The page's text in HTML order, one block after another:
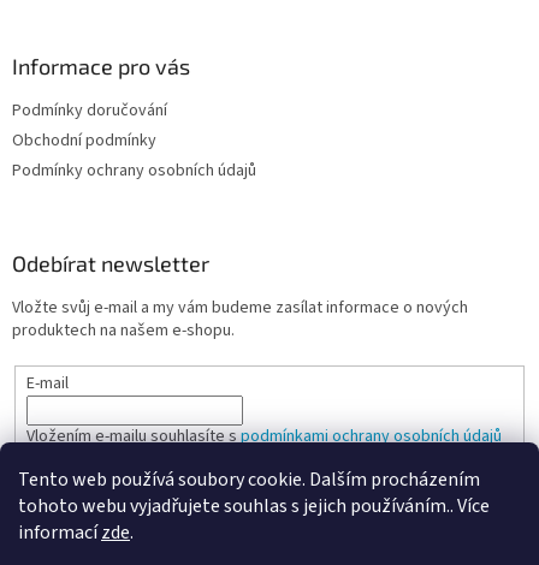
Tento web používá soubory cookie. Dalším procházením
tohoto webu vyjadřujete souhlas s jejich používáním.. Více
informacízde.
Informace pro vás
Podmínky doručování
Obchodní podmínky
Podmínky ochrany osobních údajů
Odebírat newsletter
Vložte svůj e-mail a my vám budeme zasílat informace o nových
produktech na našem e-shopu.
E-mail
Vložením e-mailu souhlasíte spodmínkami ochrany osobních údajů
PŘIHLÁSIT SE